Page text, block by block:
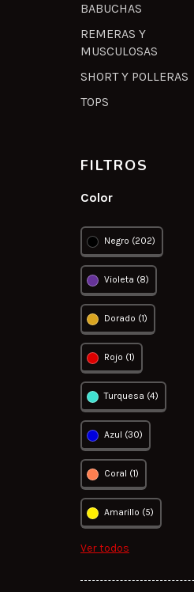
BABUCHAS
REMERAS Y
MUSCULOSAS
SHORT Y POLLERAS
TOPS
FILTROS
Color
Negro (202)
Violeta (8)
Dorado (1)
Rojo (1)
Turquesa (4)
Azul (30)
Coral (1)
Amarillo (5)
Ver todos